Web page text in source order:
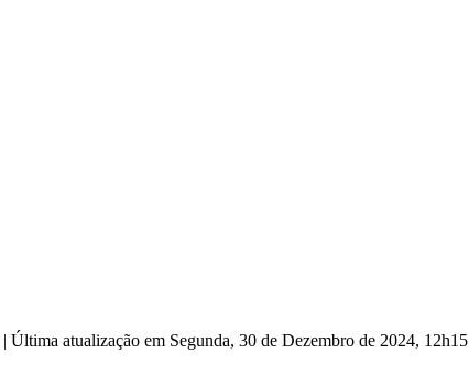
| Última atualização em Segunda, 30 de Dezembro de 2024, 12h15